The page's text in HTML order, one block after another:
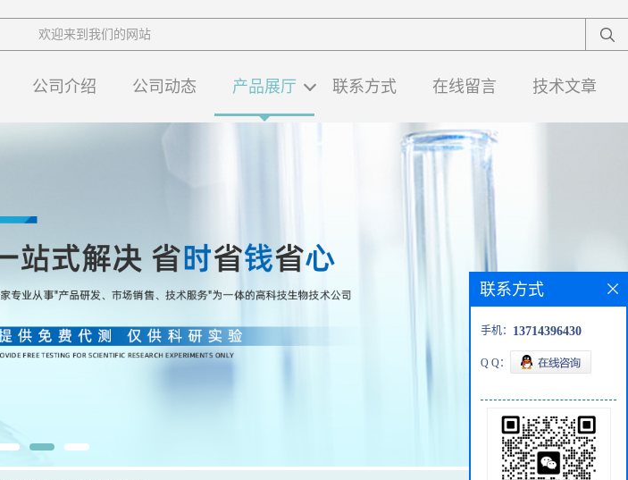
欢迎来到我们的网站
公司介绍 公司动态 产品展厅 联系方式 在线留言 技术文章
联系方式
手机： 13714396430
Q Q：